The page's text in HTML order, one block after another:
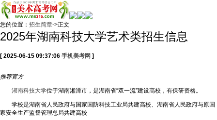
您的位置： 招生简章->正文
2025年湖南科技大学艺术类招生信息
[ 2025-06-15 09:37:06 手机美考网 ]
推荐官方
湖南科技大学位于湖南湘潭市，是湖南省“双一流”建设高校，有保研资格。
学校是湖南省人民政府与国家国防科技工业局共建高校、湖南省人民政府与原国
家安全生产监督管理总局共建高校